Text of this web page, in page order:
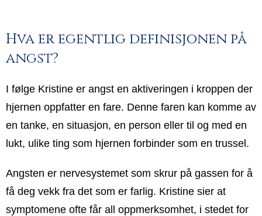
Hva er egentlig definisjonen på
angst?
I følge Kristine er angst en aktiveringen i kroppen der
hjernen oppfatter en fare. Denne faren kan komme av
en tanke, en situasjon, en person eller til og med en
lukt, ulike ting som hjernen forbinder som en trussel.
Angsten er nervesystemet som skrur på gassen for å
få deg vekk fra det som er farlig. Kristine sier at
symptomene ofte får all oppmerksomhet, i stedet for